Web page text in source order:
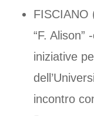
FISCIANO
“F. Alison”
iniziative
incontro